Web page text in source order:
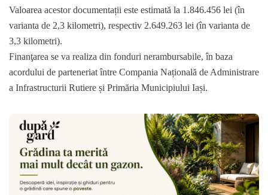
Valoarea acestor documentații este estimată la 1.846.456 lei (în
varianta de 2,3 kilometri), respectiv 2.649.263 lei (în varianta de
3,3 kilometri).
Finanţarea se va realiza din fonduri nerambursabile, în baza
acordului de parteneriat între Compania Națională de Administrare
a Infrastructurii Rutiere și Primăria Municipiului Iași.